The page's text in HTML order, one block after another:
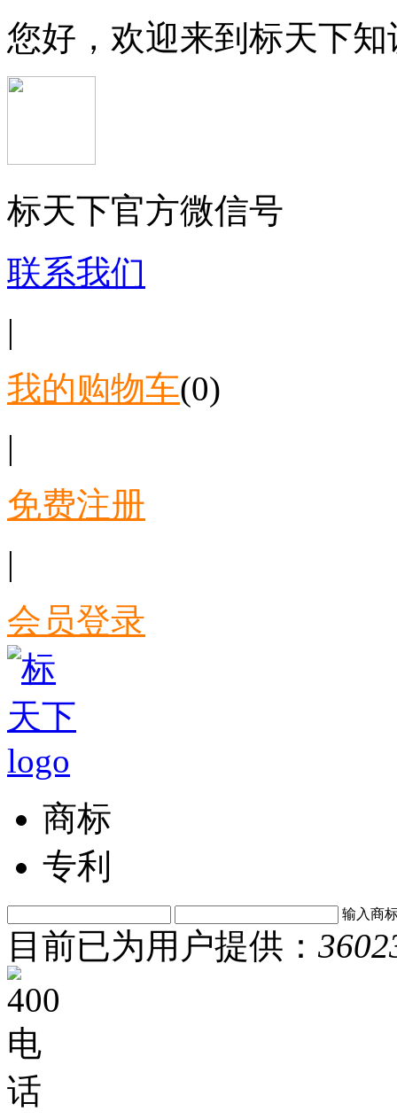
您好，欢迎来到标天下
标天下官方微信号
联系我们
|
我的购物车(0)
|
免费注册
|
会员登录
商标
专利
输入商
目前已为用户提供：